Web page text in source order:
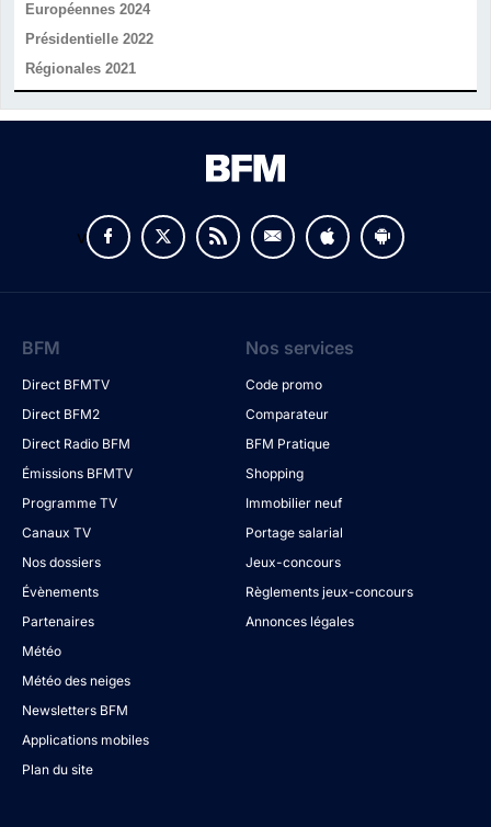
Européennes 2024
Présidentielle 2022
Régionales 2021
v
BFM
Direct BFMTV
Direct BFM2
Direct Radio BFM
Émissions BFMTV
Programme TV
Canaux TV
Nos dossiers
Évènements
Partenaires
Météo
Météo des neiges
Newsletters BFM
Applications mobiles
Plan du site
Nos services
Code promo
Comparateur
BFM Pratique
Shopping
Immobilier neuf
Portage salarial
Jeux-concours
Règlements jeux-concours
Annonces légales